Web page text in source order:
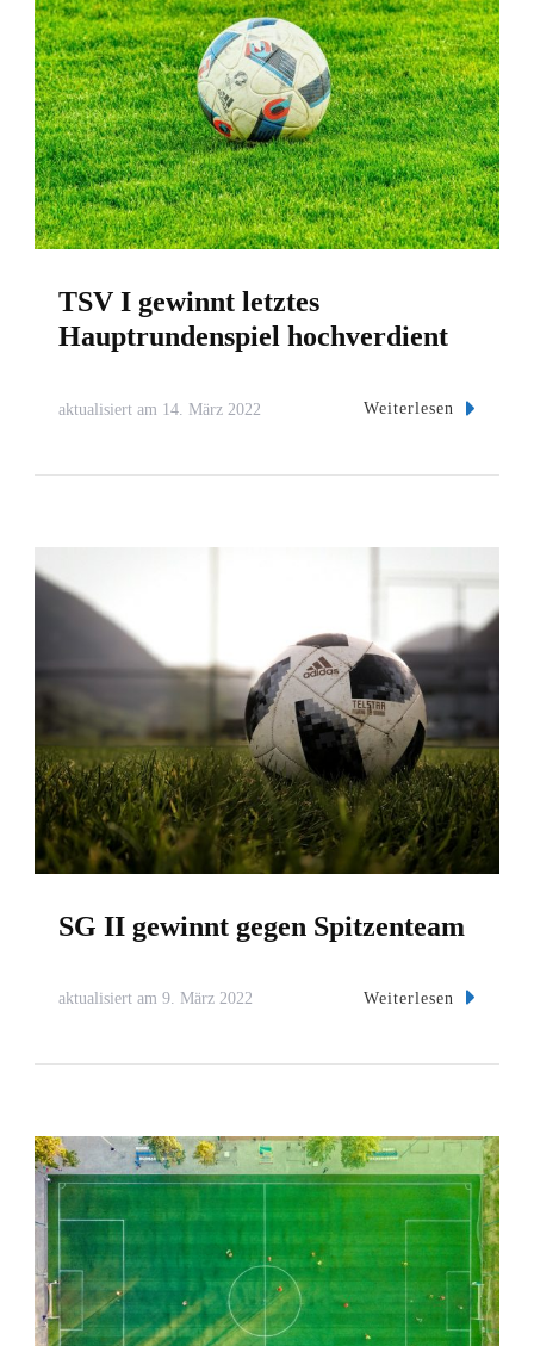
TSV I gewinnt letztes
Hauptrundenspiel hochverdient
aktualisiert am 14. März 2022 Weiterlesen
SG II gewinnt gegen Spitzenteam
aktualisiert am 9. März 2022 Weiterlesen